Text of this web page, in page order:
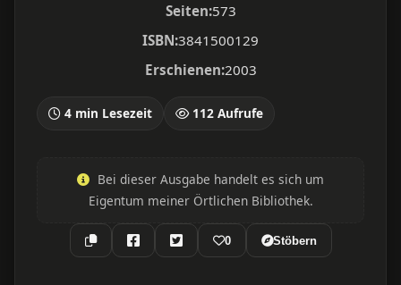
Seiten:573
ISBN:3841500129
Erschienen:2003
4 min Lesezeit 112 Aufrufe
Bei dieser Ausgabe handelt es sich um
Eigentum meiner Örtlichen Bibliothek.
0 Stöbern